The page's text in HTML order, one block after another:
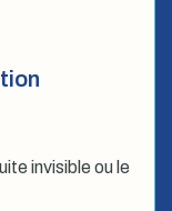
invisible ou le